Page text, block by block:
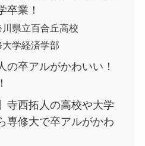
卒業！
県立百合丘高校
学経済学部
の卒アルがかわいい！
寺西拓人の高校や大学
専修大で卒アルがかわ